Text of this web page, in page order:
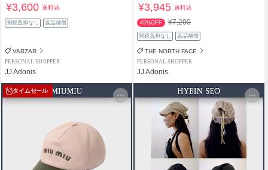
¥3,600送料込
関税負担なし 返品補償
VARZAR
PERSONAL SHOPPER
JJ Adonis
¥3,945送料込
45%OFF ¥7,200
関税負担なし 返品補償
THE NORTH FACE
PERSONAL SHOPPER
JJ Adonis
タイムセール